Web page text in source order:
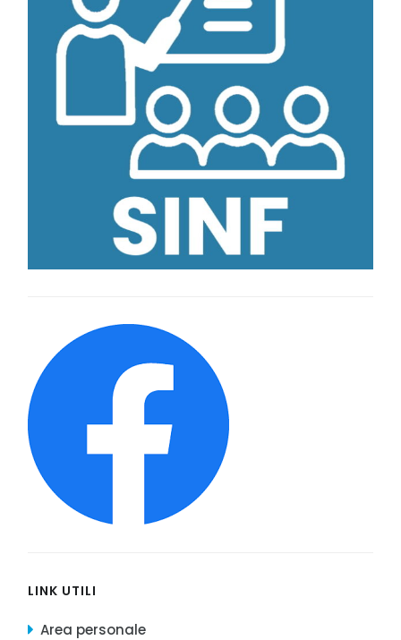
LINK UTILI
Area personale